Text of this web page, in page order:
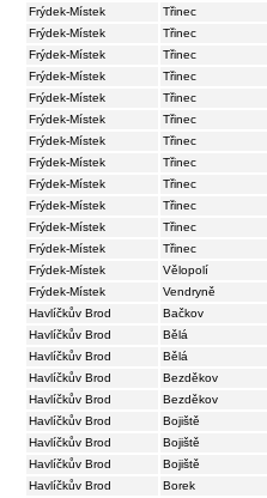
Frýdek-Místek
Třinec
Frýdek-Místek
Třinec
Frýdek-Místek
Třinec
Frýdek-Místek
Třinec
Frýdek-Místek
Třinec
Frýdek-Místek
Třinec
Frýdek-Místek
Třinec
Frýdek-Místek
Třinec
Frýdek-Místek
Třinec
Frýdek-Místek
Třinec
Frýdek-Místek
Třinec
Frýdek-Místek
Třinec
Frýdek-Místek
Vělopolí
Frýdek-Místek
Vendryně
Havlíčkův Brod
Bačkov
Havlíčkův Brod
Bělá
Havlíčkův Brod
Bělá
Havlíčkův Brod
Bezděkov
Havlíčkův Brod
Bezděkov
Havlíčkův Brod
Bojiště
Havlíčkův Brod
Bojiště
Havlíčkův Brod
Bojiště
Havlíčkův Brod
Borek